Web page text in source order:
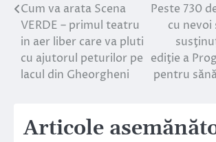
Navigare
în
articole
Cum va arata Scena
VERDE – primul teatru
in aer liber care va pluti
cu ajutorul peturilor pe
lacul din Gheorgheni
Peste 730
cu nevoi
ediţie a
pentru
Articole